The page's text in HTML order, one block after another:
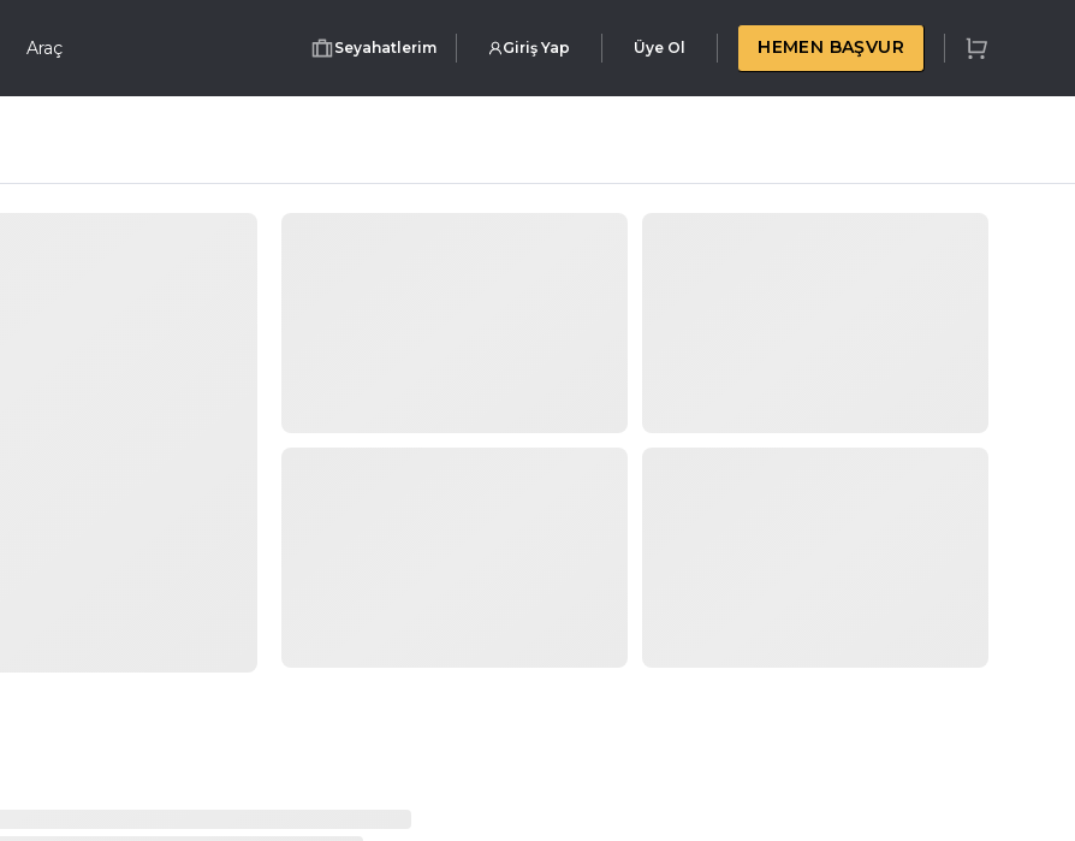
Araç Seyahatlerim Giriş Yap Üye Ol HEMEN BAŞVUR